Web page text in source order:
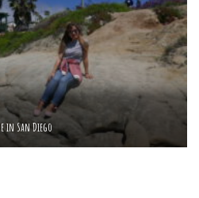
in San Diego